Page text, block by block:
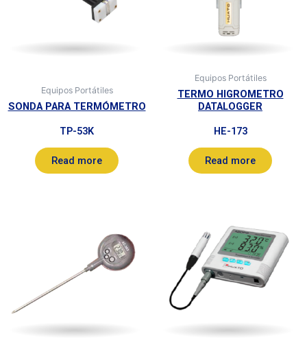
Equipos Portátiles
SONDA PARA TERMÓMETRO
TP-53K
Read more
Equipos Portátiles
TERMO HIGROMETRO
DATALOGGER
HE-173
Read more